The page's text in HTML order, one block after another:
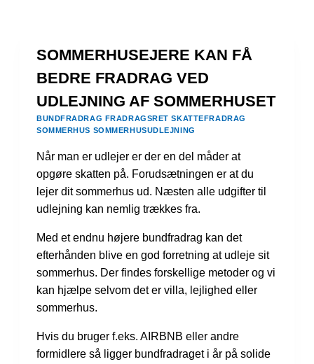
SOMMERHUSEJERE KAN FÅ
BEDRE FRADRAG VED
UDLEJNING AF SOMMERHUSET
BUNDFRADRAG FRADRAGSRET SKATTEFRADRAG
SOMMERHUS SOMMERHUSUDLEJNING
Når man er udlejer er der en del måder at
opgøre skatten på. Forudsætningen er at du
lejer dit sommerhus ud. Næsten alle udgifter til
udlejning kan nemlig trækkes fra.
Med et endnu højere bundfradrag kan det
efterhånden blive en god forretning at udleje sit
sommerhus. Der findes forskellige metoder og vi
kan hjælpe selvom det er villa, lejlighed eller
sommerhus.
Hvis du bruger f.eks. AIRBNB eller andre
formidlere så ligger bundfradraget i år på solide